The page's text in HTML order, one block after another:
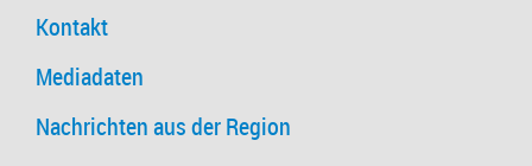
Kontakt
Mediadaten
Nachrichten aus der Region